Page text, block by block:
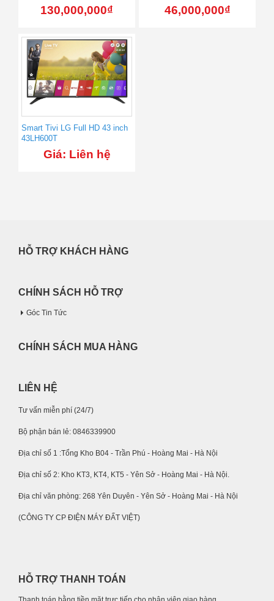
130,000,000₫ 46,000,000₫
Smart Tivi LG Full HD 43 inch
43LH600T
Giá: Liên hệ
HỖ TRỢ KHÁCH HÀNG
CHÍNH SÁCH HỖ TRỢ
Góc Tin Tức
CHÍNH SÁCH MUA HÀNG
LIÊN HỆ
Tư vấn miễn phí (24/7)
Bộ phận bán lẻ: 0846339900
Địa chỉ số 1 :Tổng Kho B04 - Trần Phú - Hoàng Mai - Hà Nội
Địa chỉ số 2: Kho KT3, KT4, KT5 - Yên Sở - Hoàng Mai - Hà Nội.
Địa chỉ văn phòng: 268 Yên Duyên - Yên Sở - Hoàng Mai - Hà Nội
(CÔNG TY CP ĐIỆN MÁY ĐẤT VIỆT)
HỖ TRỢ THANH TOÁN